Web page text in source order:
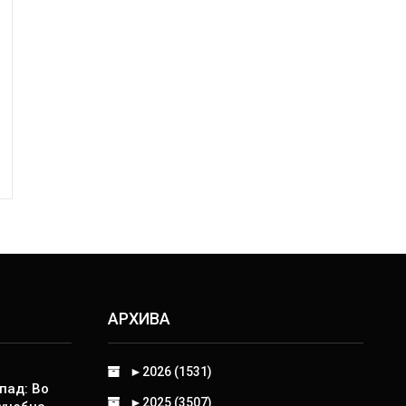
Во
АРХИВА
► 2026 (1531)
► 2025 (3507)